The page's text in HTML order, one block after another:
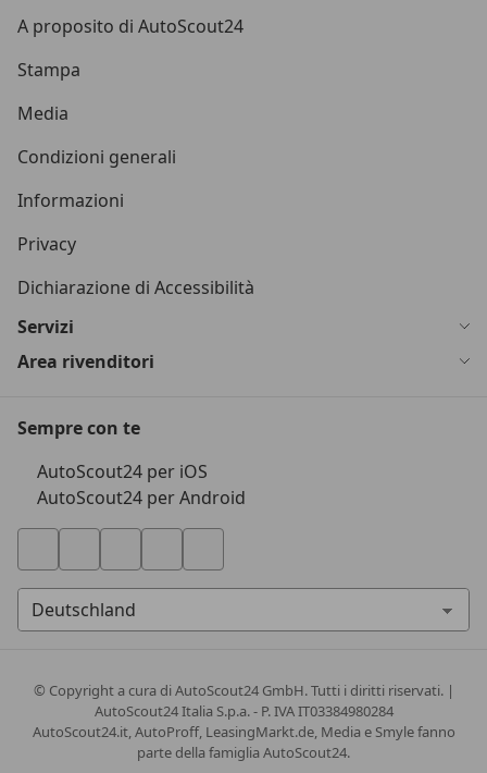
A proposito di AutoScout24
Stampa
Media
Condizioni generali
Informazioni
Privacy
Dichiarazione di Accessibilità
Servizi
Area rivenditori
Sempre con te
AutoScout24 per iOS
AutoScout24 per Android
© Copyrighta cura di AutoScout24 GmbH. Tutti i diritti riservati. |
AutoScout24 Italia S.p.a. - P. IVA IT03384980284
AutoScout24.it, AutoProff, LeasingMarkt.de, Media e Smyle fanno
parte della famiglia AutoScout24.